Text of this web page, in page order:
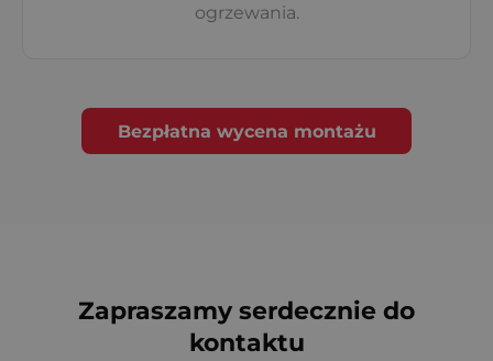
ogrzewania.
Bezpłatna wycena montażu
Zapraszamy serdecznie do
kontaktu